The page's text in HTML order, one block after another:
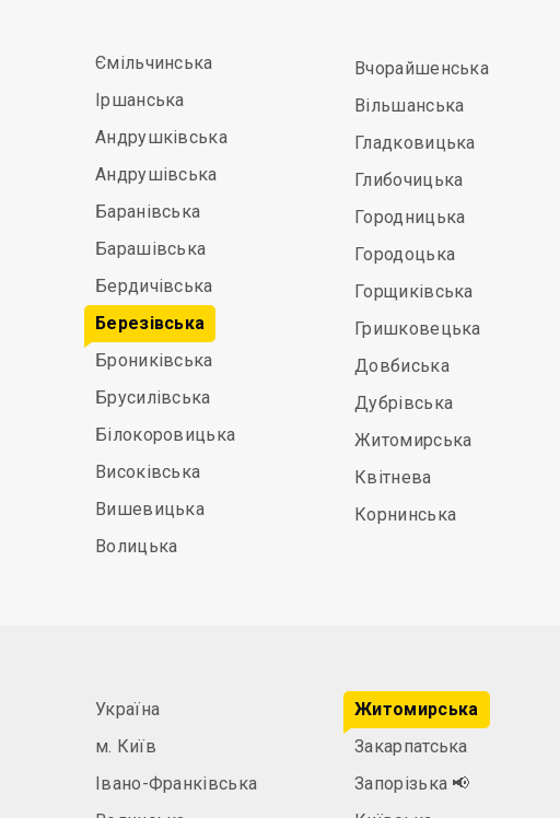
Ємільчинська
Іршанська
Андрушківська
Андрушівська
Баранівська
Барашівська
Бердичівська
Березівська
Брониківська
Брусилівська
Білокоровицька
Високівська
Вишевицька
Волицька
Вчорайшенська
Вільшанська
Гладковицька
Глибочицька
Городницька
Городоцька
Горщиківська
Гришковецька
Довбиська
Дубрівська
Житомирська
Квітнева
Корнинська
Україна
м. Київ
Івано-Франківська
Житомирська
Закарпатська
Запорізька 📢